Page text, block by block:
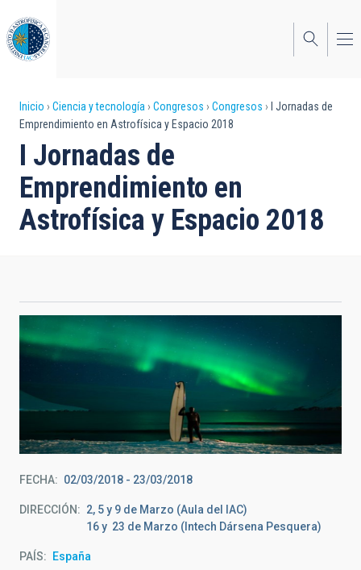
al
contenido
principal
Sobrescribir
enlaces
de
ayuda
a
Inicio Ciencia y tecnología Congresos Congresos
I Jornadas de
Emprendimiento en Astrofísica y Espacio 2018
I Jornadas de
Emprendimiento en
Astrofísica y Espacio 2018
FECHA 02/03/2018 - 23/03/2018
DIRECCIÓN
2, 5 y 9 de Marzo (Aula del IAC)
16 y 23 de Marzo (Intech Dársena Pesquera)
PAÍS España